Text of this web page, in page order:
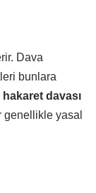
Dava
bunlara
hakaret davası
genellikle yasal